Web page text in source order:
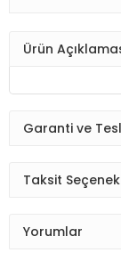
Ürün
Garanti ve
Taksit
Yorumlar